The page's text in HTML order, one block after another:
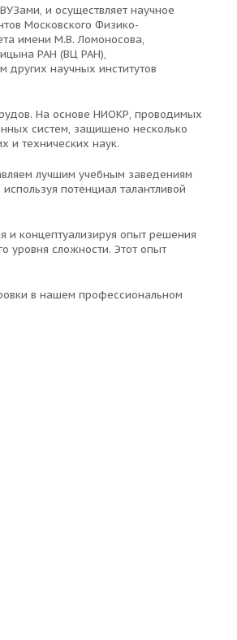
и осуществляет научное
Московского Физико-
имени М.В. Ломоносова,
РАН (ВЦ РАН),
научных институтов
На основе НИОКР, проводимых
систем, защищено несколько
и технических наук.
лучшим учебным заведениям
потенциал талантливой
и концептуализируя опыт решения
уровня сложности. Этот опыт
в нашем профессиональном